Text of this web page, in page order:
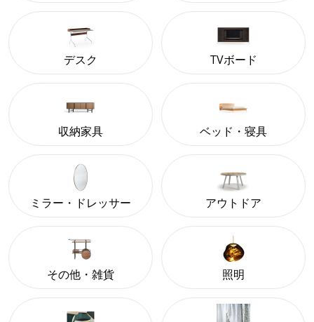
デスク TVボード
収納家具 ベッド・寝具
ミラー・ドレッサー アウトドア
その他・雑貨 照明